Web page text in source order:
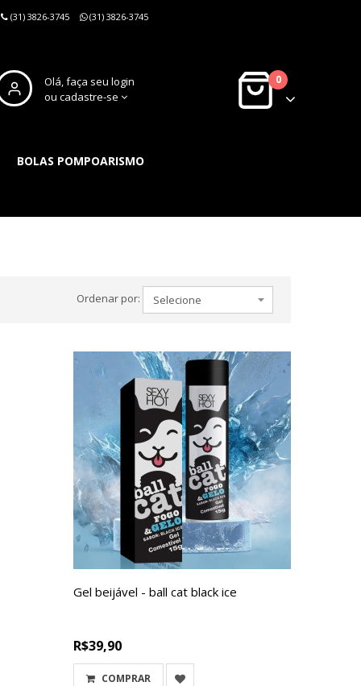
(31) 3826-3745 (31) 3826-3745
Olá, faça seu login
ou cadastre-se
0
BOLAS POMPOARISMO
Ordenar por:
Gel beijável - ball cat black ice
R$39,90
COMPRAR